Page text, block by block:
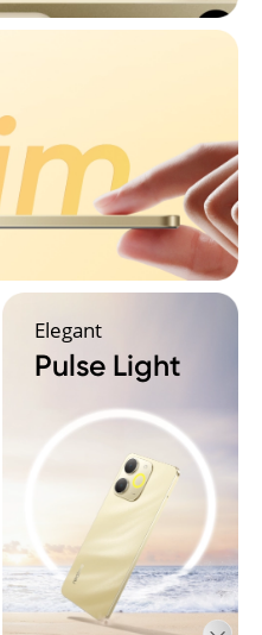
Pulse Light
Elegant